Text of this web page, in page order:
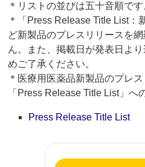
＊リストの並びは五十音順です
＊「Press Release Title List：
ど新製品のプレスリリースを
ん。また、掲載日が発表日よ
めご了承ください。
＊医療用医薬品新製品のプレ
「Press Release Title List」へ
Press Release Title List